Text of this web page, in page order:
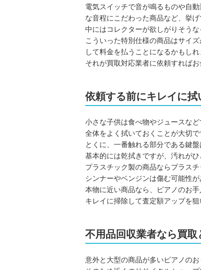
電気スイッチで音が鳴るものや自
な音程にこだわった商品など、挙げ
中にはコレクターが欲しがりそう
こういった特別仕様の商品はサイ
して料金を払うことになるかもしれ
それが買取対応業者に依頼すれば
依頼する前にキレイに拭
小さな子供は食べ物やジュースな
全体をよく拭いておくことが大切で
とくに、一番触れる部分である鍵
基本的には乾拭きですが、汚れが
プラスチック製の商品ならプラス
シンナーやベンジンは傷む可能性
本物に近い商品なら、ピアノのお
キレイに掃除して査定額アップを狙
不用品回収業者なら買
意外と大型の商品が多いピアノの